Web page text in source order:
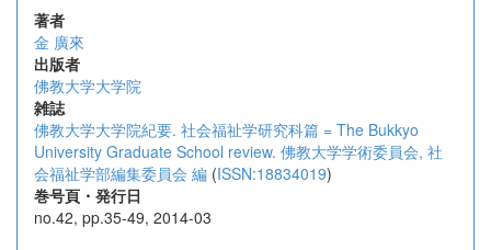
著者
金 廣來
出版者
佛教大学大学院
雑誌
佛教大学大学院紀要. 社会福祉学研究科篇 = The Bukkyo
University Graduate School review. 佛教大学学術委員会, 社
会福祉学部編集委員会 編 (ISSN:18834019)
巻号頁・発行日
no.42, pp.35-49, 2014-03